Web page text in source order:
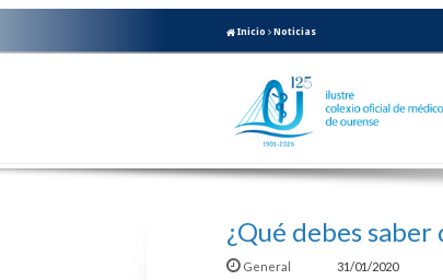
Inicio Noticias
¿Qué debes
General 31/01/2020